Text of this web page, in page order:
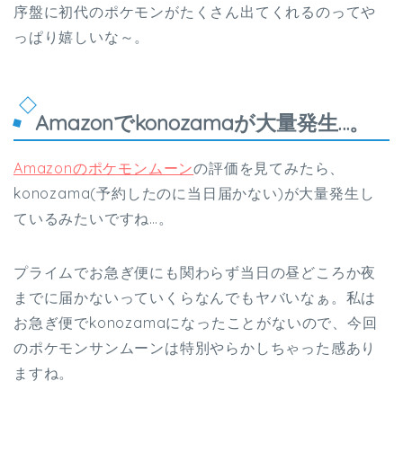
序盤に初代のポケモンがたくさん出てくれるのってや
っぱり嬉しいな～。
Amazonでkonozamaが大量発生…。
Amazonのポケモンムーンの評価を見てみたら、
konozama(予約したのに当日届かない)が大量発生し
ているみたいですね…。
プライムでお急ぎ便にも関わらず当日の昼どころか夜
までに届かないっていくらなんでもヤバいなぁ。私は
お急ぎ便でkonozamaになったことがないので、今回
のポケモンサンムーンは特別やらかしちゃった感あり
ますね。